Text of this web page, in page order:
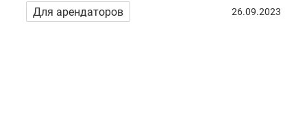
Для арендаторов 26.09.2023